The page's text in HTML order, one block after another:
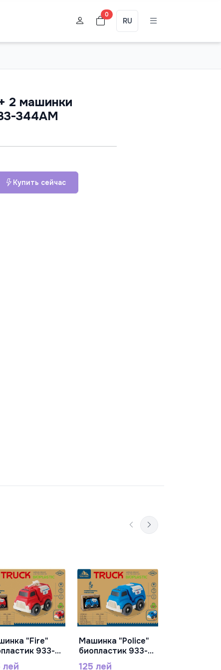
0
RU
2 машинки
344AM
Купить сейчас
В Корзину
"Fire"
933-
лей
В Корзину
Машинка "Police"
биопластик 933-
135M
125 лей